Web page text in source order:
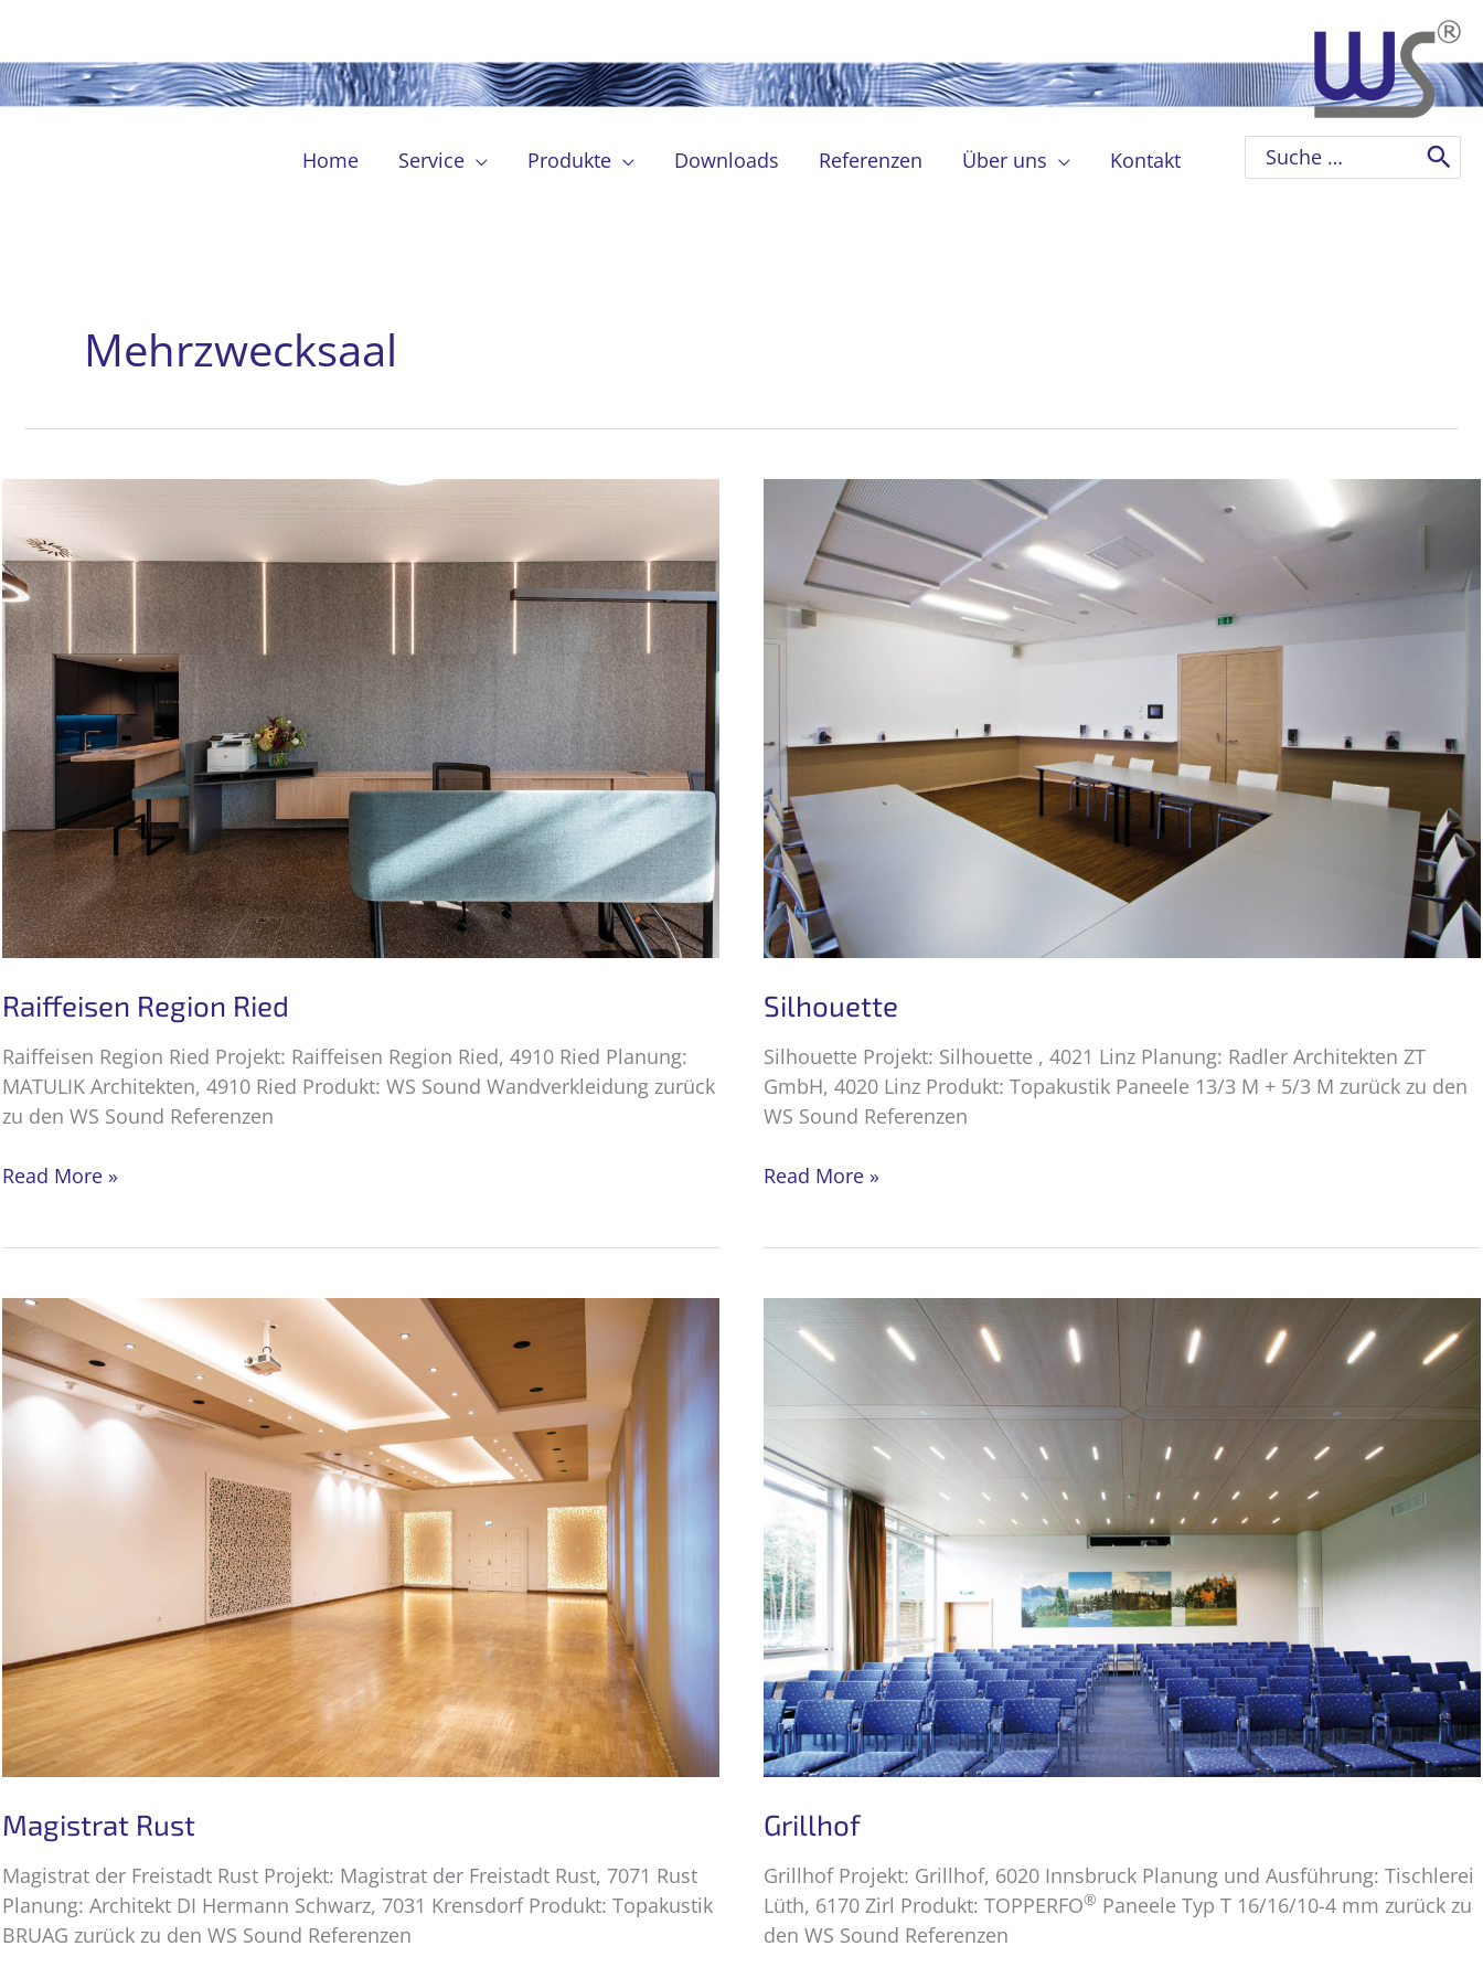
springen
Home Service Produkte Downloads Referenzen Über uns Kontakt
Search
for:
Mehrzwecksaal
Raiffeisen Region Ried
Raiffeisen Region Ried Projekt: Raiffeisen Region Ried, 4910 Ried Planung:
MATULIK Architekten, 4910 Ried Produkt: WS Sound Wandverkleidung zurück
zu den WS Sound Referenzen
Raiffeisen
Read More »
Silhouette
Silhouette Projekt: Silhouette , 4021 Linz Planung: Radler Architekten ZT
GmbH, 4020 Linz Produkt: Topakustik Paneele 13/3 M + 5/3 M zurück zu den
WS Sound Referenzen
Silhouette
Read More »
Magistrat Rust
Magistrat der Freistadt Rust Projekt: Magistrat der Freistadt Rust, 7071 Rust
Planung: Architekt DI Hermann Schwarz, 7031 Krensdorf Produkt: Topakustik
BRUAG zurück zu den WS Sound Referenzen
Grillhof
Grillhof Projekt: Grillhof, 6020 Innsbruck Planung und Ausführung: Tischlerei
Lüth, 6170 Zirl Produkt: TOPPERFO® Paneele Typ T 16/16/10-4 mm zurück zu
den WS Sound Referenzen